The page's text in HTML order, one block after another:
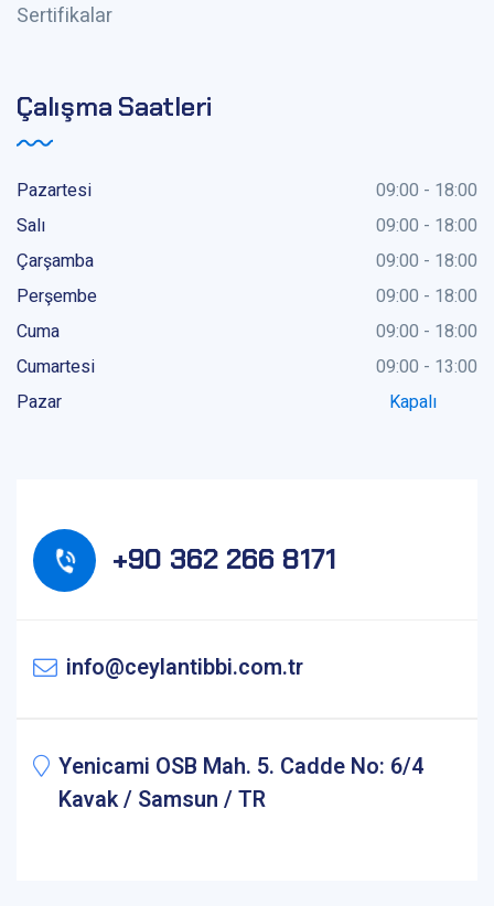
Sertifikalar
Çalışma Saatleri
Pazartesi
09:00 - 18:00
Salı
09:00 - 18:00
Çarşamba
09:00 - 18:00
Perşembe
09:00 - 18:00
Cuma
09:00 - 18:00
Cumartesi
09:00 - 13:00
Pazar
Kapalı
+90 362 266 8171
info@ceylantibbi.com.tr
Yenicami OSB Mah. 5. Cadde No: 6/4
Kavak / Samsun / TR